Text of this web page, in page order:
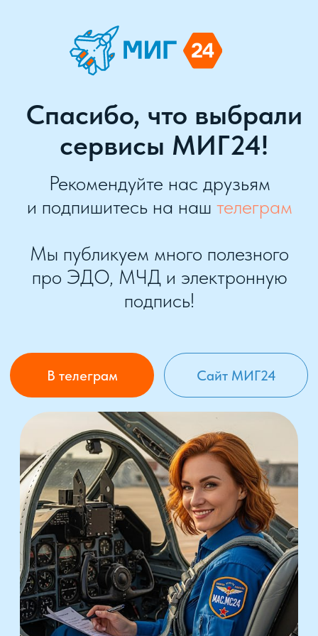
Спасибо, что выбрали
сервисы МИГ24!
Рекомендуйте нас друзьям
и подпишитесь на наштелеграм
Мы публикуем много полезного
про ЭДО, МЧД и электронную
подпись!
В телеграм Сайт МИГ24